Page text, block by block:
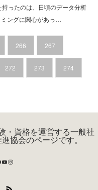
ったのは、日頃のデータ分析
ングに関心があっ…
266 267
272 273 274
・資格を運営する一般社
協会のページです。
YouTube
Instagram